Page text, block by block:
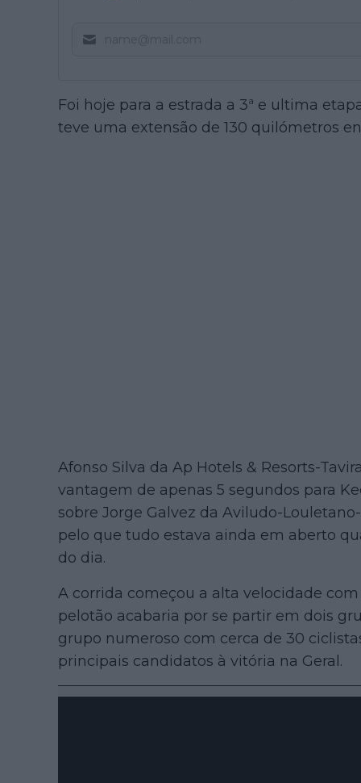
Foi hoje para a estrada a 3ª e ultima
teve uma extensão de 130 quilómetros
Afonso Silva da Ap Hotels & Resorts-
vantagem de apenas 5 segundos para
sobre Jorge Galvez da Aviludo-
pelo que tudo estava ainda em aberto
do dia.
A corrida começou a alta velocidade
pelotão acabaria por se partir em dois
grupo numeroso com cerca de 30
principais candidatos à vitória na Geral.